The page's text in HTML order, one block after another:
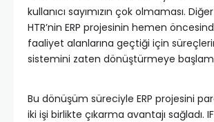
kullanıcı sayımızın çok olmaması.
HTR’nin ERP projesinin hemen
faaliyet alanlarına geçtiği için
sistemini zaten dönüştürmeye
Bu dönüşüm süreciyle ERP projesini
iki işi birlikte çıkarma avantajı sağladı.